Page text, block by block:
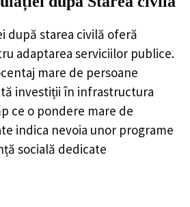
după starea civilă oferă
adaptarea serviciilor publice.
mare de persoane
investiții în infrastructura
ce o pondere mare de
indica nevoia unor programe
socială dedicate